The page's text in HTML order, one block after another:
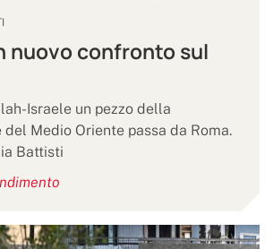
nuovo confronto sul
Israele un pezzo della
Medio Oriente passa da Roma.
Battisti